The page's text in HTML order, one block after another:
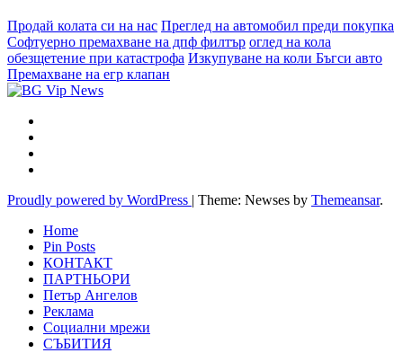
Продай колата си на нас Преглед на автомобил преди покупка
Софтуерно премахване на дпф филтър оглед на кола
обезщетение при катастрофа Изкупуване на коли Бъгси авто
Премахване на егр клапан
Proudly powered by WordPress | Theme: Newses by Themeansar.
Home
Pin Posts
КОНТАКТ
ПАРТНЬОРИ
Петър Ангелов
Реклама
Социални мрежи
СЪБИТИЯ